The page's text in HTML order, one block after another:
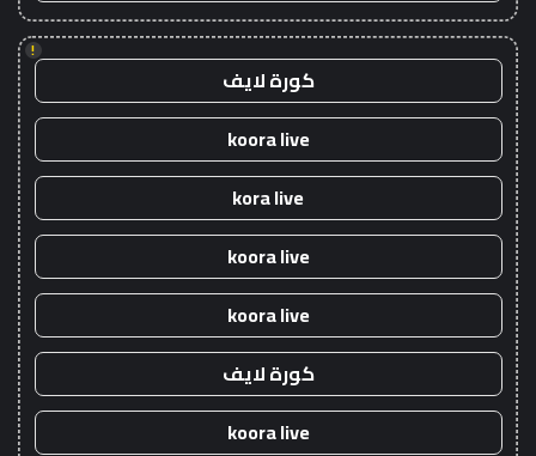
!
كورة لايف
koora live
kora live
koora live
koora live
كورة لايف
koora live